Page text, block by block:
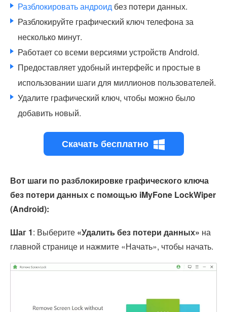
Разблокировать андроид без потери данных.
Разблокируйте графический ключ телефона за
несколько минут.
Работает со всеми версиями устройств Android.
Предоставляет удобный интерфейс и простые в
использовании шаги для миллионов пользователей.
Удалите графический ключ, чтобы можно было
добавить новый.
Скачать бесплатно
Вот шаги по разблокировке графического ключа
без потери данных с помощью iMyFone LockWiper
(Android):
Шаг 1: Выберите «Удалить без потери данных» на
главной странице и нажмите «Начать», чтобы начать.